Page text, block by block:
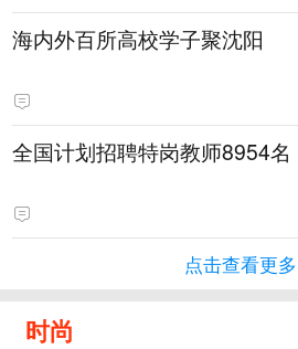
海内外百所高校学子聚沈阳
全国计划招聘特岗教师8954名
点击查看更多
时尚